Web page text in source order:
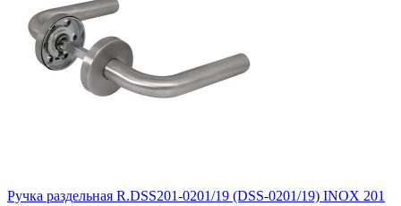
Ручка раздельная R.DSS201-0201/19 (DSS-0201/19) INOX 201